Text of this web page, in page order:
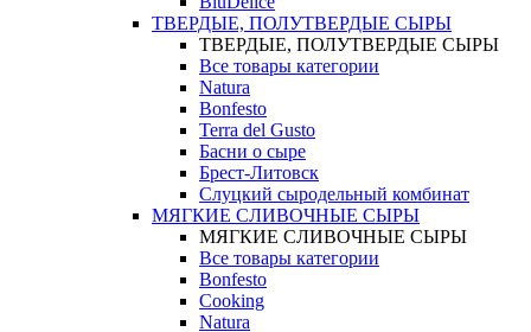
ТВЕРДЫЕ, ПОЛУТВЕРДЫЕ СЫРЫ
ТВЕРДЫЕ, ПОЛУТВЕРДЫЕ СЫРЫ
Все товары категории
Natura
Bonfesto
Terra del Gusto
Басни о сыре
Брест-Литовск
Слуцкий сыродельный комбинат
МЯГКИЕ СЛИВОЧНЫЕ СЫРЫ
МЯГКИЕ СЛИВОЧНЫЕ СЫРЫ
Все товары категории
Bonfesto
Cooking
Natura